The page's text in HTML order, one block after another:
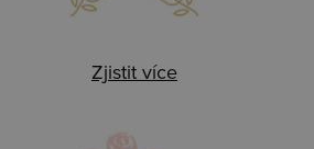
Zjistit více